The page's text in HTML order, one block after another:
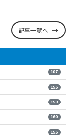
記事一覧へ
107
155
153
160
155